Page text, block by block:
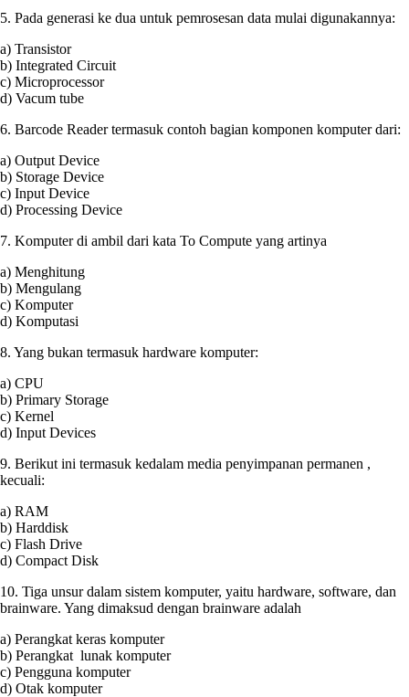
5. Pada generasi ke dua untuk pemrosesan data mulai digunakannya:
a) Transistor
b) Integrated Circuit
c) Microprocessor
d) Vacum tube
6. Barcode Reader termasuk contoh bagian komponen komputer dari:
a) Output Device
b) Storage Device
c) Input Device
d) Processing Device
7. Komputer di ambil dari kata To Compute yang artinya
a) Menghitung
b) Mengulang
c) Komputer
d) Komputasi
8. Yang bukan termasuk hardware komputer:
a) CPU
b) Primary Storage
c) Kernel
d) Input Devices
9. Berikut ini termasuk kedalam media penyimpanan permanen ,
kecuali:
a) RAM
b) Harddisk
c) Flash Drive
d) Compact Disk
10. Tiga unsur dalam sistem komputer, yaitu hardware, software, dan
brainware. Yang dimaksud dengan brainware adalah
a) Perangkat keras komputer
b) Perangkat lunak komputer
c) Pengguna komputer
d) Otak komputer